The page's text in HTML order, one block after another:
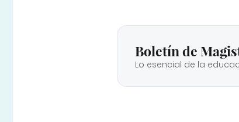
Boletín de
Lo esencial de la